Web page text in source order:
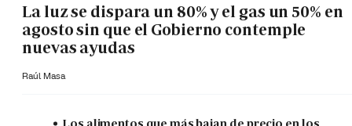
La luz se dispara un 80% y el gas un 50% en
agosto sin que el Gobierno contemple
nuevas ayudas
Raúl Masa